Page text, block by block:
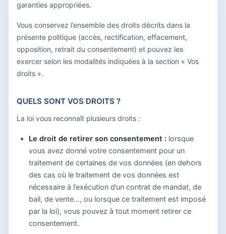
garanties appropriées.
Vous conservez l’ensemble des droits décrits dans la
présente politique (accès, rectification, effacement,
opposition, retrait du consentement) et pouvez les
exercer selon les modalités indiquées à la section « Vos
droits ».
QUELS SONT VOS DROITS ?
La loi vous reconnaît plusieurs droits :
Le droit de retirer son consentement : lorsque
vous avez donné votre consentement pour un
traitement de certaines de vos données (en dehors
des cas où le traitement de vos données est
nécessaire à l’exécution d’un contrat de mandat, de
bail, de vente…, ou lorsque ce traitement est imposé
par la loi), vous pouvez à tout moment retirer ce
consentement.